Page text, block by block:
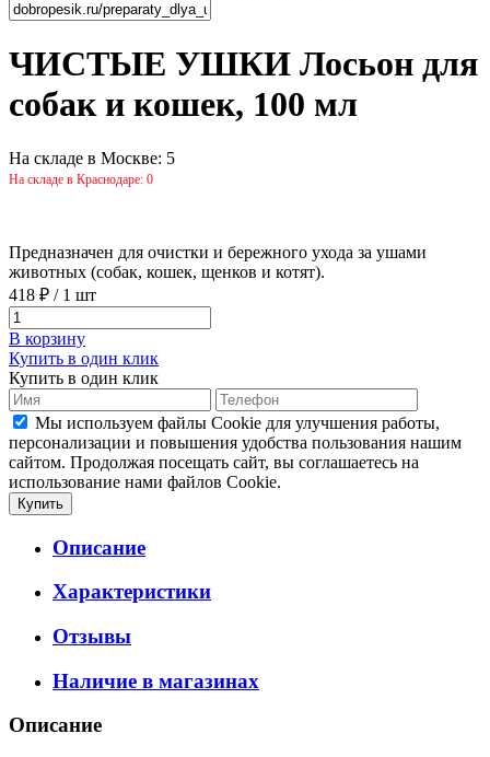
ЧИСТЫЕ УШКИ Лосьон для
собак и кошек, 100 мл
На складе в Москве: 5
На складе в Краснодаре: 0
Предназначен для очистки и бережного ухода за ушами
животных (собак, кошек, щенков и котят).
418 ₽ / 1 шт
В корзину
Купить в один клик
Купить в один клик
Мы используем файлы Cookie для улучшения работы,
персонализации и повышения удобства пользования нашим
сайтом. Продолжая посещать сайт, вы соглашаетесь на
использование нами файлов Cookie.
Описание
Характеристики
Отзывы
Наличие в магазинах
Описание